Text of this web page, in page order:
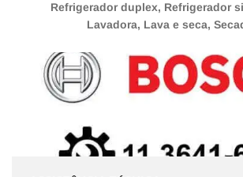
Refrigerador duplex, Refrigerador
Lavadora, Lava e seca,